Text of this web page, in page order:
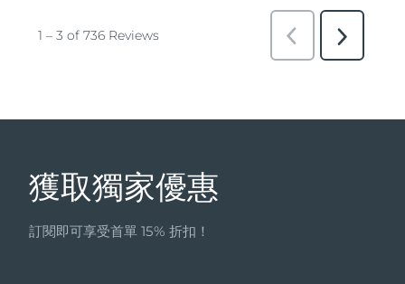
獲取獨家優惠
訂閱即可享受首單 15% 折扣！